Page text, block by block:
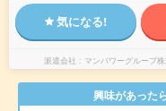
気になる!
派遣会社 マンパワーグループ
興味があった